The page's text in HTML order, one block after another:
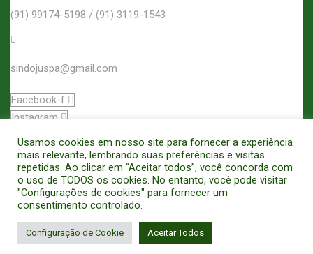
(91) 99174-5198 / (91) 3119-1543
sindojuspa@gmail.com
Facebook-f
Instagram
Filiado á
Usamos cookies em nosso site para fornecer a experiência
mais relevante, lembrando suas preferências e visitas
repetidas. Ao clicar em “Aceitar todos”, você concorda com
o uso de TODOS os cookies. No entanto, você pode visitar
"Configurações de cookies" para fornecer um
consentimento controlado.
Configuração de Cookie Aceitar Todos